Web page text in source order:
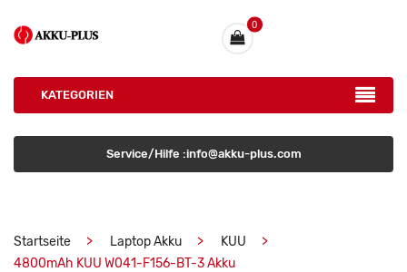
0
KATEGORIEN
Service/Hilfe :info@akku-plus.com
Startseite Laptop Akku
KUU
4800mAh KUU W041-F156-BT-3 Akku